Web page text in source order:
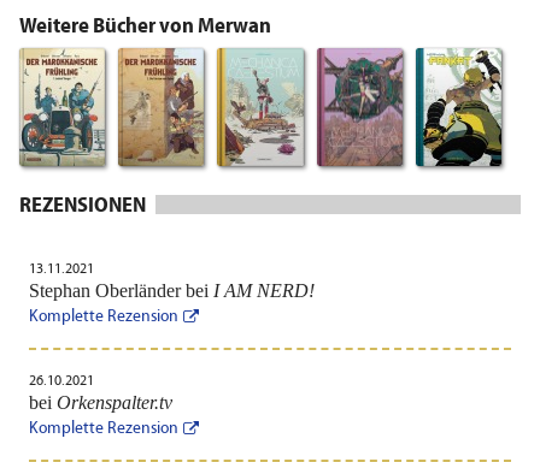
Weitere Bücher von Merwan
REZENSIONEN
13.11.2021
Stephan Oberländer bei I AM NERD!
Komplette Rezension
26.10.2021
bei Orkenspalter.tv
Komplette Rezension